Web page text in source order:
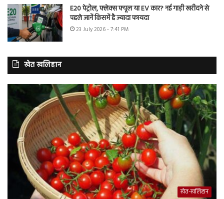
E20 पेट्रोल, फ्लेक्स फ्यूल या EV कार? नई गाड़ी खरीदने से
पहले जानें किसमें है ज्यादा फायदा
23 July 2026 - 7:41 PM
खेत खलिहान
खेत-खलिहान